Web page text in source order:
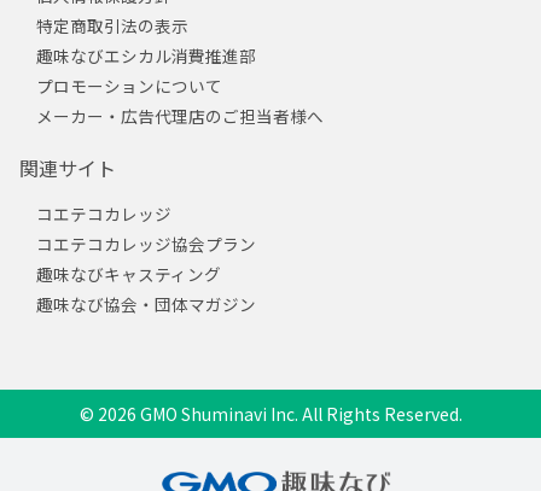
特定商取引法の表示
趣味なびエシカル消費推進部
プロモーションについて
メーカー・広告代理店のご担当者様へ
関連サイト
コエテコカレッジ
コエテコカレッジ協会プラン
趣味なびキャスティング
趣味なび協会・団体マガジン
© 2026 GMO Shuminavi Inc. All Rights Reserved.